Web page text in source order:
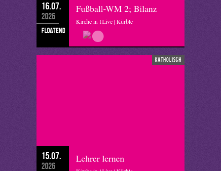
16.07.
2026
floatend
Fußball-WM 2; Bilanz
Kirche in 1Live | Kürble
katholisch
15.07.
2026
Lehrer lernen